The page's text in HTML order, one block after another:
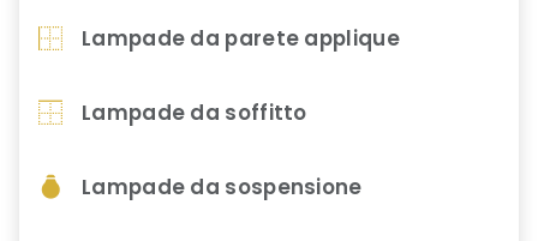
Lampade da parete applique
Lampade da soffitto
Lampade da sospensione